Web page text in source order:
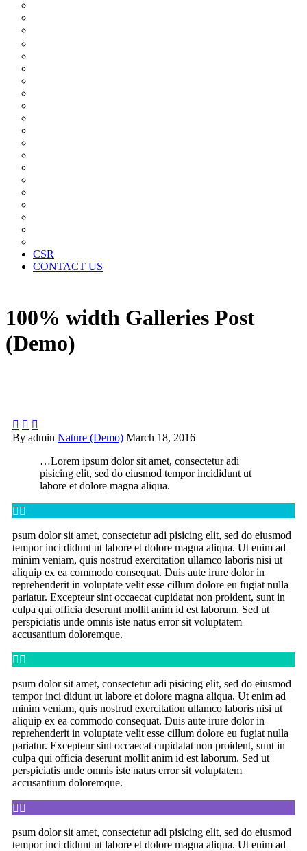
CSR
CONTACT US
100% width Galleries Post
(Demo)
  
By admin Nature (Demo) March 18, 2016
…Lorem ipsum dolor sit amet, consectetur adi
pisicing elit, sed do eiusmod tempor incididunt ut
labore et dolore magna aliqua.
 
psum dolor sit amet, consectetur adi pisicing elit, sed do eiusmod
tempor inci didunt ut labore et dolore magna aliqua. Ut enim ad
minim veniam, quis nostrud exercitation ullamco laboris nisi ut
aliquip ex ea commodo consequat. Duis aute irure dolor in
reprehenderit in voluptate velit esse cillum dolore eu fugiat nulla
pariatur. Excepteur sint occaecat cupidatat non proident, sunt in
culpa qui officia deserunt mollit anim id est laborum. Sed ut
perspiciatis unde omnis iste natus error sit voluptatem
accusantium doloremque.
 
psum dolor sit amet, consectetur adi pisicing elit, sed do eiusmod
tempor inci didunt ut labore et dolore magna aliqua. Ut enim ad
minim veniam, quis nostrud exercitation ullamco laboris nisi ut
aliquip ex ea commodo consequat. Duis aute irure dolor in
reprehenderit in voluptate velit esse cillum dolore eu fugiat nulla
pariatur. Excepteur sint occaecat cupidatat non proident, sunt in
culpa qui officia deserunt mollit anim id est laborum. Sed ut
perspiciatis unde omnis iste natus error sit voluptatem
accusantium doloremque.
 
psum dolor sit amet, consectetur adi pisicing elit, sed do eiusmod
tempor inci didunt ut labore et dolore magna aliqua. Ut enim ad